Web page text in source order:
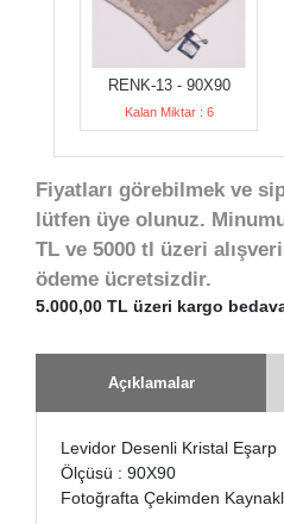
RENK-13 - 90X90
Kalan Miktar : 6
Fiyatları görebilmek ve
lütfen üye olunuz.
TL ve 5000 tl üzeri
ödeme ücretsizdir.
5.000,00 TL üzeri kargo
Açıklamalar
Levidor Desenli Kristal Eşarp
Ölçüsü : 90X90
Fotoğrafta Çekimden